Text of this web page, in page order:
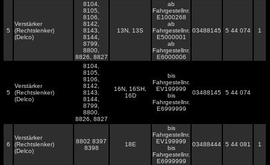
5
Verstärker
(Rechtslenker)
(Delco)
8104,
8105,
8106,
8142,
8143,
8144,
8799,
8800,
8826, 8827
13N, 13S
ab
Fahrgestellnr.
E1000268
ab
Fahrgestellnr.
E5000001
ab
Fahrgestellnr.
E6000006
03488145 5 44 074 1
5
Verstärker
(Rechtslenker)
(Delco)
8104,
8105,
8106,
8142,
8143,
8144,
8799,
8800,
8826, 8827
16N, 16SH,
16D
bis
Fahrgestellnr.
EV199999
bis
Fahrgestellnr.
E6999999
03488145 5 44 074
6
Verstärker
(Rechtslenker)
(Delco)
8802 8397
8398
18E
bis
Fahrgestellnr.
EV199999
bis
Fahrgestellnr.
E6999999
03488444 5 44 081 1